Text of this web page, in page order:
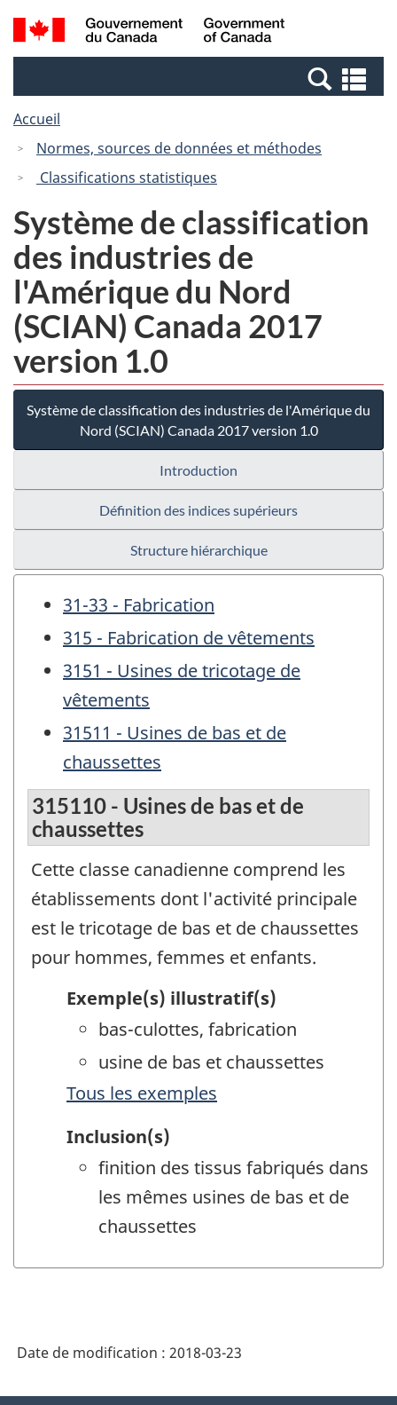
Passer
au
Passer
à
Canada
Recherche
et
et
Accueil
Normes, sources de données et méthodes
Classifications statistiques
Système de classification
des industries de
l'Amérique du Nord
(SCIAN) Canada 2017
version 1.0
Système de classification des industries de l'Amérique du
Nord (SCIAN) Canada 2017 version 1.0
Introduction
Définition des indices supérieurs
Structure hiérarchique
31-33 - Fabrication
315 - Fabrication de vêtements
3151 - Usines de tricotage de
vêtements
31511 - Usines de bas et de
chaussettes
315110 - Usines de bas et de
chaussettes
Cette classe canadienne comprend les
établissements dont l'activité principale
est le tricotage de bas et de chaussettes
pour hommes, femmes et enfants.
Exemple(s) illustratif(s)
bas-culottes, fabrication
usine de bas et chaussettes
Tous les exemples
Inclusion(s)
finition des tissus fabriqués dans
les mêmes usines de bas et de
chaussettes
Date de modification : 2018-03-23